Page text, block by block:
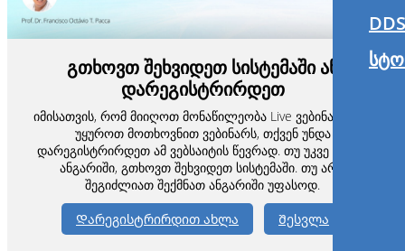
გთხოვთ შეხვიდეთ სისტემაში ან
დარეგისტრირდეთ
იმისათვის, რომ მიიღოთ მონაწილეობა Live ვებინარში ან
უყუროთ მოთხოვნით ვებინარს, თქვენ უნდა
დარეგისტრირდეთ ამ ვებსაიტის წევრად. თუ უკვე გაქვთ
ანგარიში, გთხოვთ შეხვიდეთ სისტემაში. თუ არა,
შეგიძლიათ შექმნათ ანგარიში უფასოდ.
Დარეგისტრირდით ახლა
Შესვლა